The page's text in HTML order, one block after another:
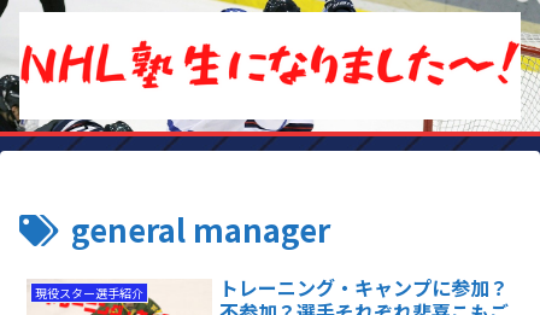
general manager
現役スター選手紹介
トレーニング・キャンプに参加？